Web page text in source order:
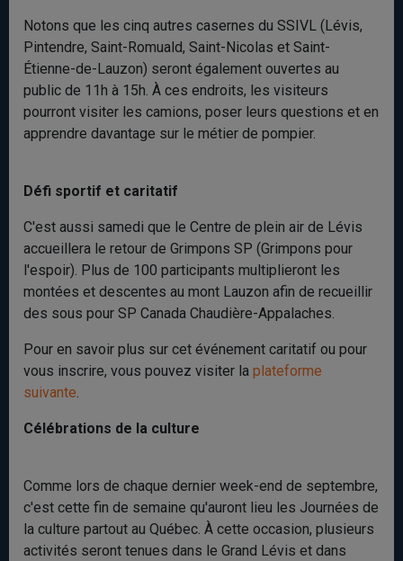
Notons que les cinq autres casernes du SSIVL (Lévis,
Pintendre, Saint-Romuald, Saint-Nicolas et Saint-
Étienne-de-Lauzon) seront également ouvertes au
public de 11h à 15h. À ces endroits, les visiteurs
pourront visiter les camions, poser leurs questions et en
apprendre davantage sur le métier de pompier.
Défi sportif et caritatif
C'est aussi samedi que le Centre de plein air de Lévis
accueillera le retour de Grimpons SP (Grimpons pour
l'espoir). Plus de 100 participants multiplieront les
montées et descentes au mont Lauzon afin de recueillir
des sous pour SP Canada Chaudière-Appalaches.
Pour en savoir plus sur cet événement caritatif ou pour
vous inscrire, vous pouvez visiter la plateforme
suivante.
Célébrations de la culture
Comme lors de chaque dernier week-end de septembre,
c'est cette fin de semaine qu'auront lieu les Journées de
la culture partout au Québec. À cette occasion, plusieurs
activités seront tenues dans le Grand Lévis et dans